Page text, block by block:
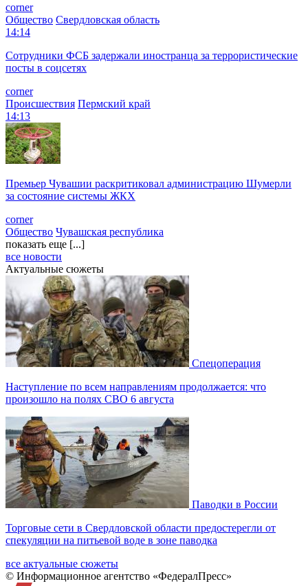
corner
Общество Свердловская область
14:14
Сотрудники ФСБ задержали иностранца за террористические
посты в соцсетях
corner
Происшествия Пермский край
14:13
Премьер Чувашии раскритиковал администрацию Шумерли
за состояние системы ЖКХ
corner
Общество Чувашская республика
показать еще [...]
все новости
Актуальные сюжеты
Спецоперация
Наступление по всем направлениям продолжается: что
произошло на полях СВО 6 августа
Паводки в России
Торговые сети в Свердловской области предостерегли от
спекуляции на питьевой воде в зоне паводка
все актуальные сюжеты
© Информационное агентство «ФедералПресс»